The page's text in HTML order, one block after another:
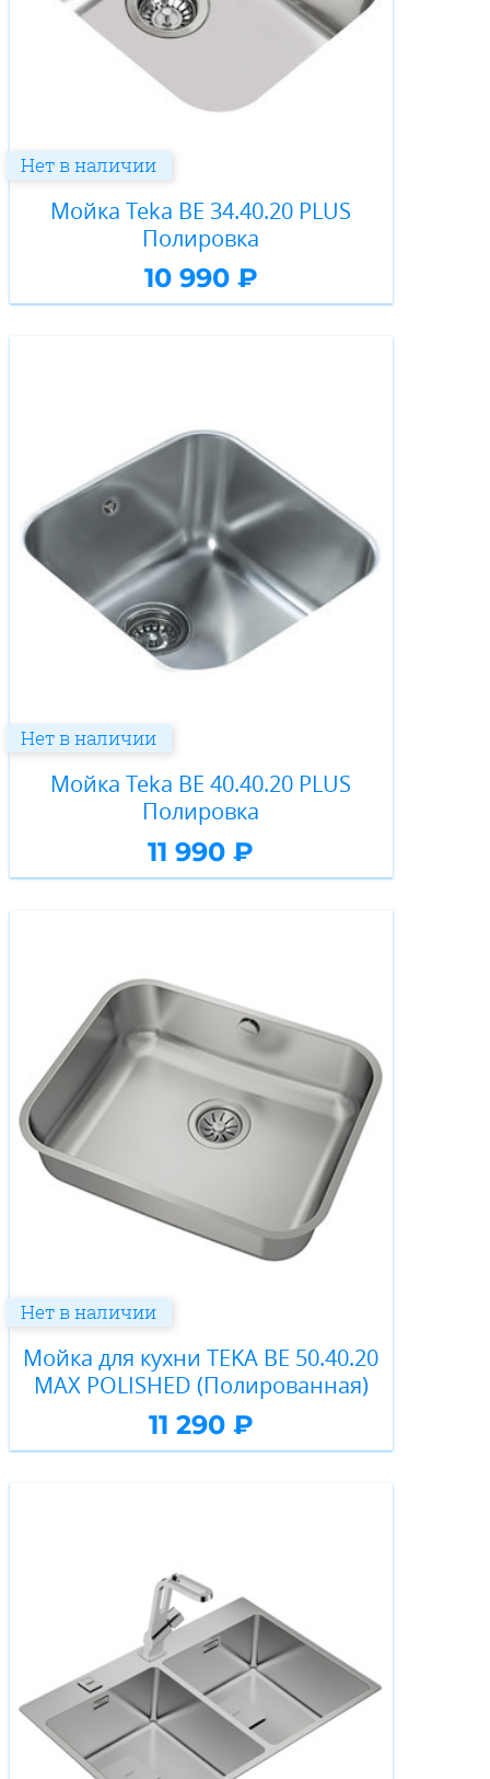
Мойка Teka BE 34.40.20 PLUS
Полировка
10 990 ₽
Нет в наличии
Мойка Teka BE 40.40.20 PLUS
Полировка
11 990 ₽
Нет в наличии
Мойка для кухни TEKA BE 50.40.20
MAX POLISHED (Полированная)
11 290 ₽
Нет в наличии